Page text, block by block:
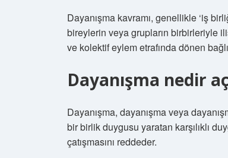
Dayanışma kavramı, genellikle ‘iş
bireylerin veya grupların birbirleriyle
ve kolektif eylem etrafında dönen
Dayanışma nedir
Dayanışma, dayanışma veya
bir birlik duygusu yaratan karşılıklı
çatışmasını reddeder.